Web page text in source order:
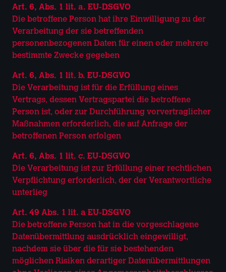
Art. 6, Abs. 1 lit. a. EU-DSGVO
Die betroffene Person hat ihre Einwilligung zu der
Verarbeitung der sie betreffenden
personenbezogenen Daten für einen oder mehrere
bestimmte Zwecke gegeben
Art. 6, Abs. 1 lit. b. EU-DSGVO
Die Verarbeitung ist für die Erfüllung eines
Vertrags, dessen Vertragspartei die betroffene
Person ist, oder zur Durchführung vorvertraglicher
Maßnahmen erforderlich, die auf Anfrage der
betroffenen Person erfolgen
Art. 6, Abs. 1 lit. c. EU-DSGVO
Die Verarbeitung ist zur Erfüllung einer rechtlichen
Verpflichtung erforderlich, der der Verantwortliche
unterlieg
Art. 49 Abs. 1 lit. a EU-DSGVO
Die betroffene Person hat in die vorgeschlagene
Datenübermittlung ausdrücklich eingewilligt,
nachdem sie über die für sie bestehenden
möglichen Risiken derartiger Datenübermittlungen